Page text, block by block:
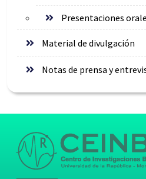
Presentaciones
Material de divulgación
Notas de prensa y